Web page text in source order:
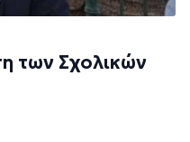
των Σχολικών